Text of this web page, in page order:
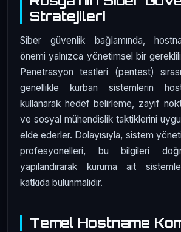
Stratejileri
Siber güvenlik bağlamında,
önemi yalnızca yönetimsel bir
Penetrasyon testleri (pentest)
genellikle kurban sistemlerin
kullanarak hedef belirleme, zayıf
ve sosyal mühendislik taktiklerini
elde ederler. Dolayısıyla, sistem
profesyonelleri, bu bilgileri
yapılandırarak kuruma ait
katkıda bulunmalıdır.
Temel Hostname